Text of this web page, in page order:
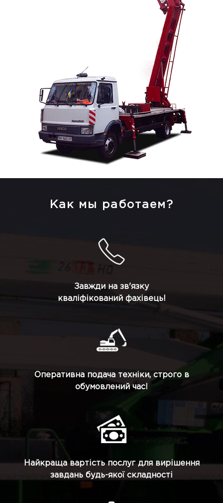
Как мы работаем?
Завжди на зв'язку
кваліфікований фахівець!
Оперативна подача техніки, строго в
обумовлений час!
Найкраща вартість послуг для вирішення
завдань будь-якої складності